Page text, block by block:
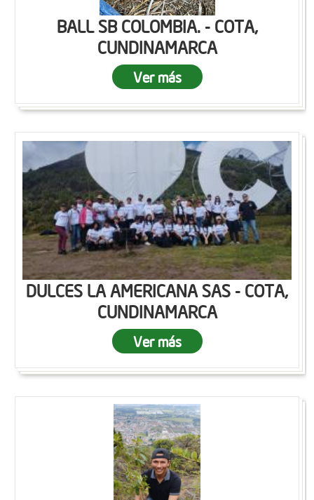
BALL SB COLOMBIA. - COTA,
CUNDINAMARCA
Ver más
DULCES LA AMERICANA SAS - COTA,
CUNDINAMARCA
Ver más